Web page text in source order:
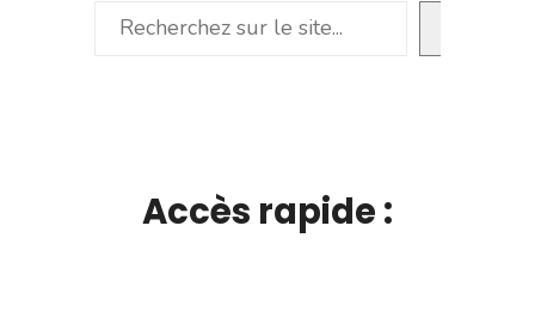
Rechercher
Accès rapide :